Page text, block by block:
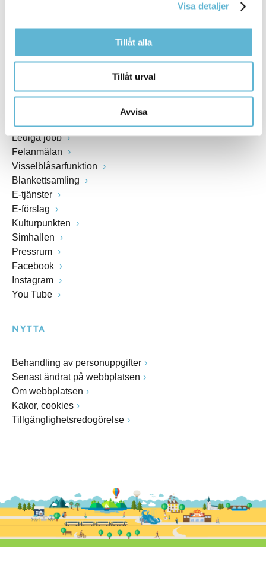
Visa detaljer
Tillåt alla
Tillåt urval
Avvisa
Fax: 0456-82 22 00
Öppettider växel och reception i kommunhuset
Anslagstavla
Lediga jobb
Felanmälan
Visselblåsarfunktion
Blankettsamling
E-tjänster
E-förslag
Kulturpunkten
Simhallen
Pressrum
Facebook
Instagram
You Tube
NYTTA
Behandling av personuppgifter
Senast ändrat på webbplatsen
Om webbplatsen
Kakor, cookies
Tillgänglighetsredogörelse